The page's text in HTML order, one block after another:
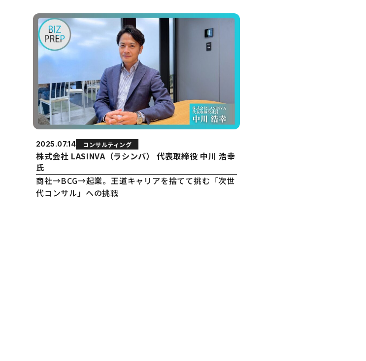
2025.07.14 コンサルティング
株式会社 LASINVA（ラシンバ） 代表取締役 中川 浩幸
氏
商社→BCG→起業。王道キャリアを捨てて挑む「次世
代コンサル」への挑戦